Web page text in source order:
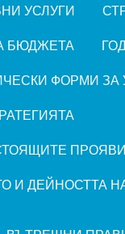
УСЛУГИ
БЮДЖЕТА
ФОРМИ ЗА
ПРОЯВИ
И ДЕЙНОСТТА